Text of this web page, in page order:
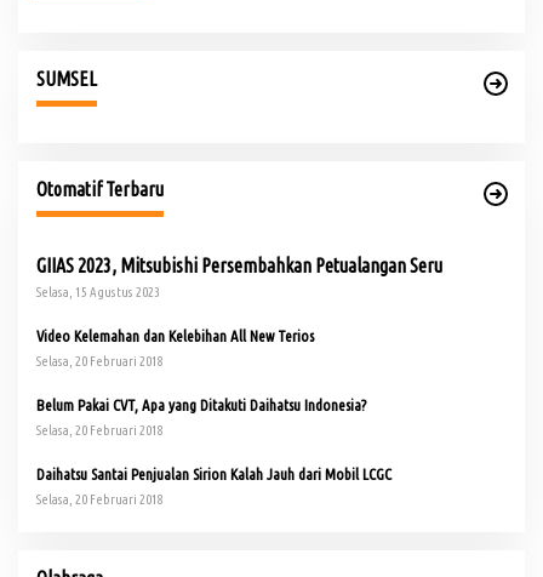
SUMSEL
Otomatif Terbaru
GIIAS 2023, Mitsubishi Persembahkan Petualangan Seru
Selasa, 15 Agustus 2023
Video Kelemahan dan Kelebihan All New Terios
Selasa, 20 Februari 2018
Belum Pakai CVT, Apa yang Ditakuti Daihatsu Indonesia?
Selasa, 20 Februari 2018
Daihatsu Santai Penjualan Sirion Kalah Jauh dari Mobil LCGC
Selasa, 20 Februari 2018